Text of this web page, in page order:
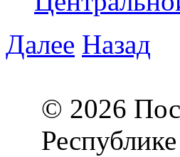
Далее Назад
© 2026